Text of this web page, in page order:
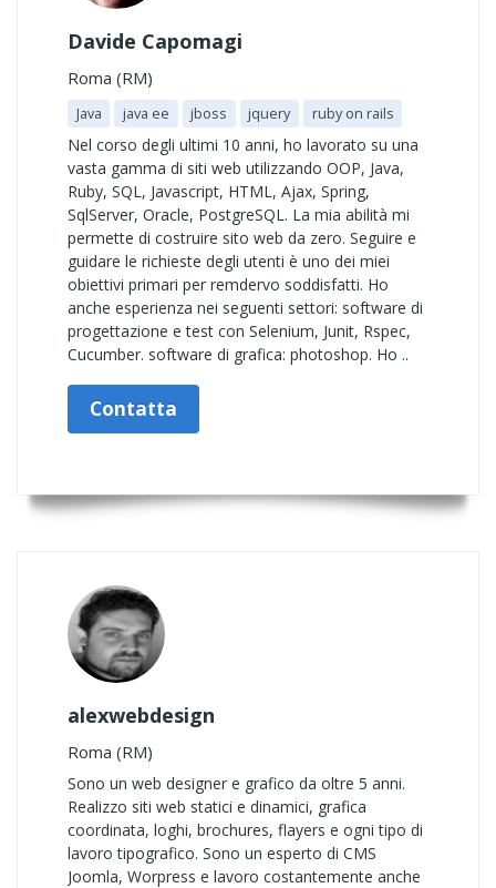
Davide Capomagi
Roma (RM)
Java java ee jboss jquery ruby on rails
Nel corso degli ultimi 10 anni, ho lavorato su una
vasta gamma di siti web utilizzando OOP, Java,
Ruby, SQL, Javascript, HTML, Ajax, Spring,
SqlServer, Oracle, PostgreSQL. La mia abilità mi
permette di costruire sito web da zero. Seguire e
guidare le richieste degli utenti è uno dei miei
obiettivi primari per remdervo soddisfatti. Ho
anche esperienza nei seguenti settori: software di
progettazione e test con Selenium, Junit, Rspec,
Cucumber. software di grafica: photoshop. Ho ..
Contatta
alexwebdesign
Roma (RM)
Sono un web designer e grafico da oltre 5 anni.
Realizzo siti web statici e dinamici, grafica
coordinata, loghi, brochures, flayers e ogni tipo di
lavoro tipografico. Sono un esperto di CMS
Joomla, Worpress e lavoro costantemente anche